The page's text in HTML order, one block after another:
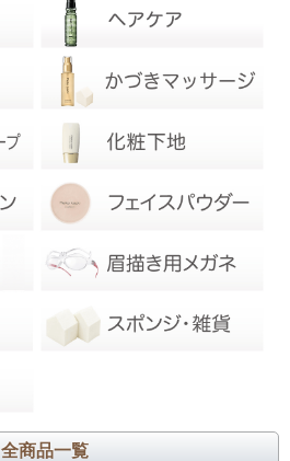
全商品一覧